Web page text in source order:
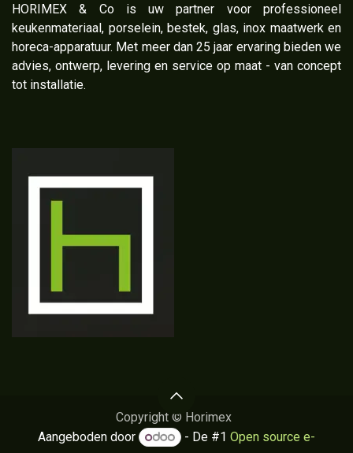
​HORIMEX & Co is uw partner voor professioneel
keukenmateriaal, porselein, bestek, glas, inox maatwerk en
horeca-apparatuur. Met meer dan 25 jaar ervaring bieden we
advies, ontwerp, levering en service op maat - van concept
tot installatie.
Copyright © Horimex
Aangeboden door
- De #1Open source e-